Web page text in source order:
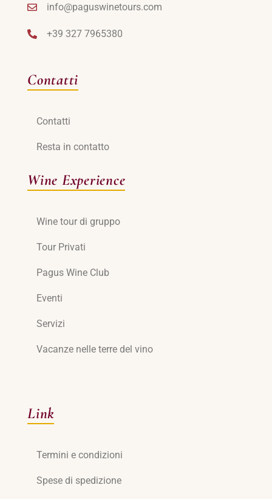
info@paguswinetours.com
+39 327 7965380
Contatti
Contatti
Resta in contatto
Wine Experience
Wine tour di gruppo
Tour Privati
Pagus Wine Club
Eventi
Servizi
Vacanze nelle terre del vino
Link
Termini e condizioni
Spese di spedizione